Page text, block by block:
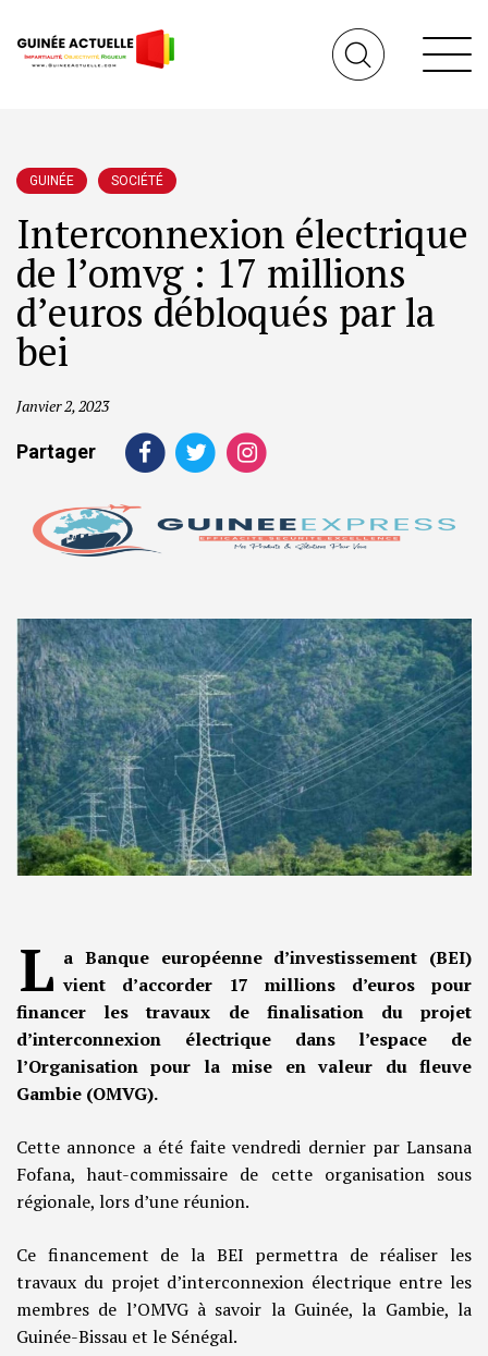
GUINÉE SOCIÉTÉ
Interconnexion électrique
de l’omvg : 17 millions
d’euros débloqués par la
bei
Janvier 2, 2023
Partager
L a Banque européenne d’investissement (BEI)
vient d’accorder 17 millions d’euros pour
financer les travaux de finalisation du projet
d’interconnexion électrique dans l’espace de
l’Organisation pour la mise en valeur du fleuve
Gambie (OMVG).
Cette annonce a été faite vendredi dernier par Lansana
Fofana, haut-commissaire de cette organisation sous
régionale, lors d’une réunion.
Ce financement de la BEI permettra de réaliser les
travaux du projet d’interconnexion électrique entre les
membres de l’OMVG à savoir la Guinée, la Gambie, la
Guinée-Bissau et le Sénégal.